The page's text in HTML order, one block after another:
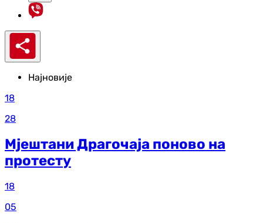
Најновије
18
28
Мјештани Драгочаја поново на
протесту
18
05